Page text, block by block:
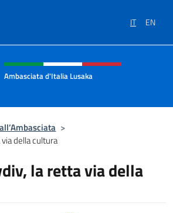
IT EN
social e menù
Ambasciata d'Italia Lusaka
>
della cultura
la retta via della